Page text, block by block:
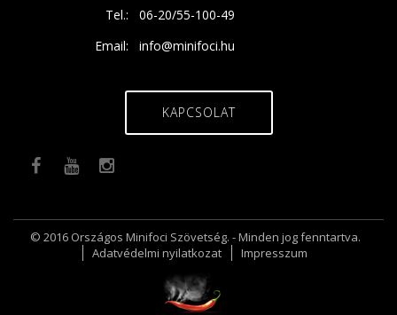
Tel.:
06-20/55-100-49
Email:
info@minifoci.hu
KAPCSOLAT
© 2016 Országos Minifoci Szövetség. - Minden jog fenntartva.
Adatvédelmi nyilatkozat
Impresszum